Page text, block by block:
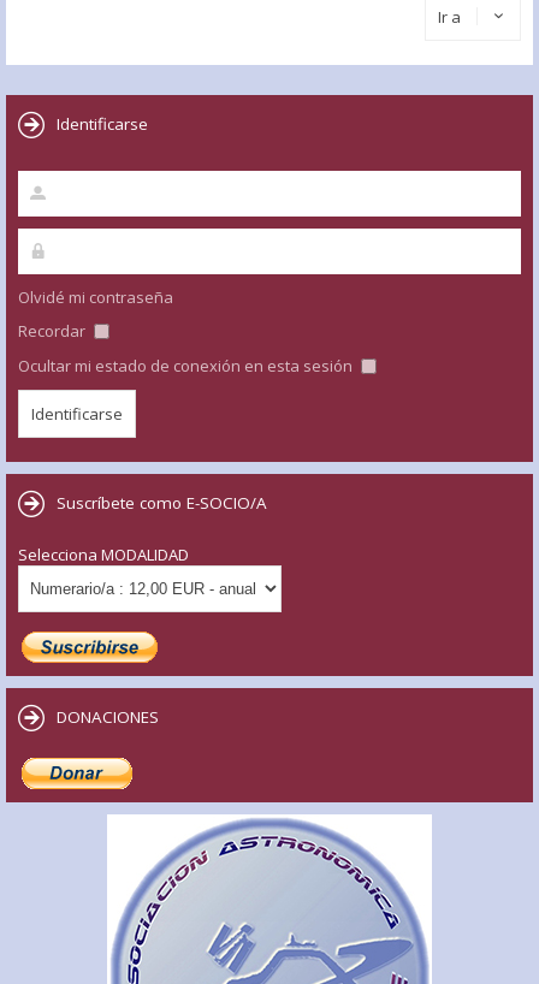
Ir a
Identificarse
Olvidé mi contraseña
Recordar
Ocultar mi estado de conexión en esta sesión
Suscríbete como E-SOCIO/A
Selecciona MODALIDAD
DONACIONES